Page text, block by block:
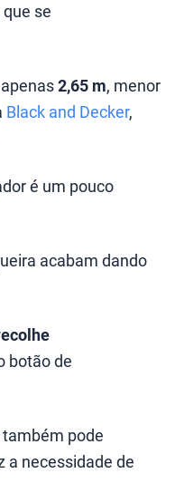
que se
2,65 m, menor
Black and Decker,
é um pouco
acabam dando
botão de
pode
a necessidade de